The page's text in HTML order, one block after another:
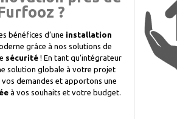
?
bénéfices d’une installation
grâce à nos solutions de
sécurité ! En tant qu’intégrateur
solution globale à votre projet
vos demandes et apportons une
à vos souhaits et votre budget.